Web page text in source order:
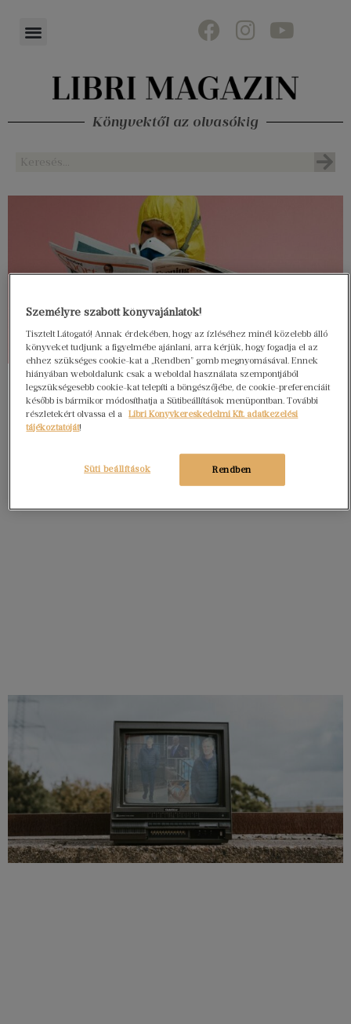
Könyvektől az olvasókig
Személyre szabott könyvajánlatok!
Tisztelt Látogató! Annak érdekében, hogy az ízléséhez minél közelebb álló
könyveket tudjunk a figyelmébe ajánlani, arra kérjük, hogy fogadja el az
ehhez szükséges cookie-kat a „Rendben” gomb megnyomásával. Ennek
hiányában weboldalunk csak a weboldal használata szempontjából
legszükségesebb cookie-kat telepíti a böngészőjébe, de cookie-preferenciáit
később is bármikor módosíthatja a Sütibeállítások menüpontban. További
részletekért olvassa el a
Libri Könyvkereskedelmi Kft. adatkezelési
tájékoztatóját!
Rendben
Süti beállítások